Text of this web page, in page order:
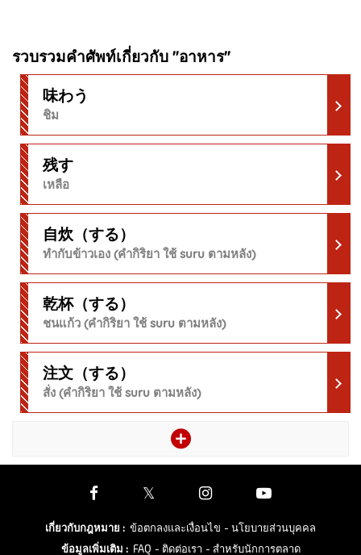
รวบรวมคำศัพท์เกี่ยวกับ "อาหาร"
味わう
ชิม
残す
เหลือ
自炊（する）
ทำกับข้าวเอง (คำกิริยา ใช้ suru ตามหลัง)
乾杯（する）
ชนแก้ว (คำกิริยา ใช้ suru ตามหลัง)
注文（する）
สั่ง (คำกิริยา ใช้ suru ตามหลัง)
เกี่ยวกับกฎหมาย : ข้อตกลงและเงื่อนไข - นโยบายส่วนบุคคล
ข้อมูลเพิ่มเติม : FAQ - ติดต่อเรา - สำหรับนักการตลาด